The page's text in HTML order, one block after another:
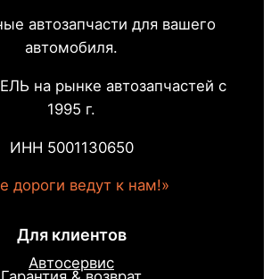
автозапчасти для вашего
автомобиля.
на рынке автозапчастей с
1995 г.
ИНН 5001130650
дороги ведут к нам!»
Для клиентов
Автосервис